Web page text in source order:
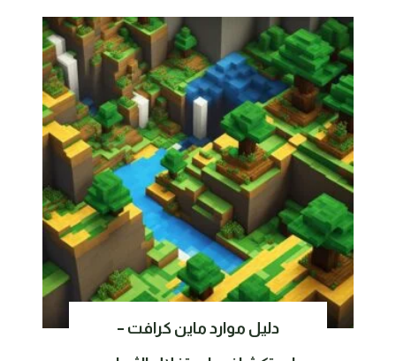
دليل موارد ماين كرافت –